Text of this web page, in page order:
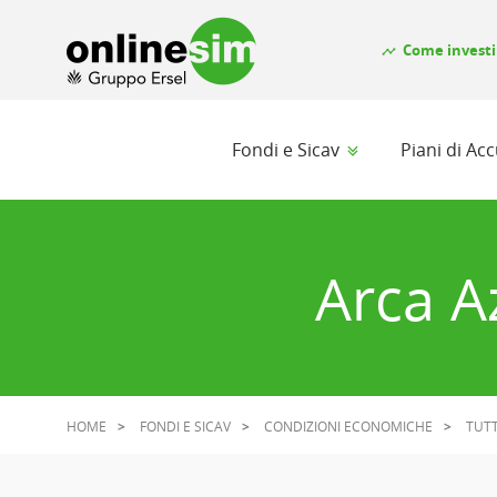
timeline Come
Fondi e Sicav Piani di
Arca
HOME FONDI E SICAV CONDIZIONI ECONOMICHE